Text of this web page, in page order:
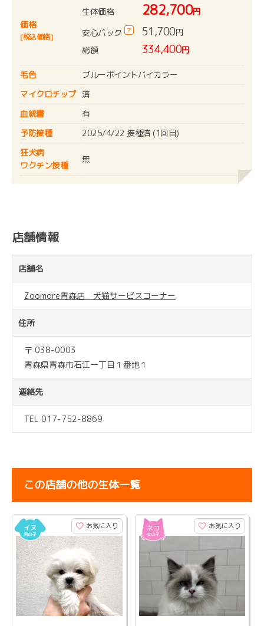
価格
[税込価格]
生体価格 282,700円
安心パック
? 51,700円
総額
334,400円
毛色
ブルーポイントバイカラー
マイクロチップ 済
血統書
有
予防接種
2025/4/22 接種済 (1回目)
狂犬病
ワクチン接種
無
店舗情報
店舗名
Zoomore青森店 犬猫サービスコーナー
住所
〒 038-0003
青森県青森市石江一丁目１番地１
連絡先
TEL 017-752-8869
この店舗の他の生体一覧
お気に入り お気に入り